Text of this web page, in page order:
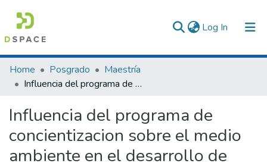
Log In (current)
Communities & Collections
All of DSpace
Statistics
Home Posgrado
Maestría
Influencia del programa de concientizacion sobre el medio ambiente en el desarrollo de responsabilidad en los educandos del tercer grado de educacion secundaria de la I.E. Nº 108 Santa Rosa de Quives" - Ate, 2014
Influencia del programa de
concientizacion sobre el medio
ambiente en el desarrollo de